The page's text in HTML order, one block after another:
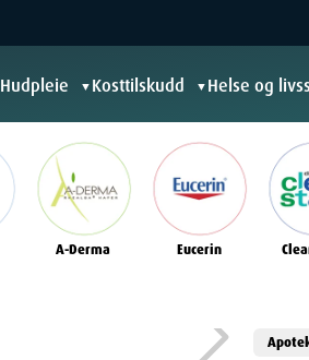
Hudpleie ▼ Kosttilskudd ▼ Helse og
A-Derma Eucerin